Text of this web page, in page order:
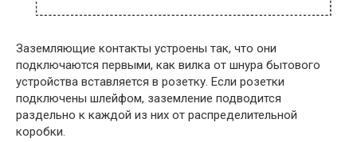
Заземляющие контакты устроены так, что они
подключаются первыми, как вилка от шнура бытового
устройства вставляется в розетку. Если розетки
подключены шлейфом, заземление подводится
раздельно к каждой из них от распределительной
коробки.